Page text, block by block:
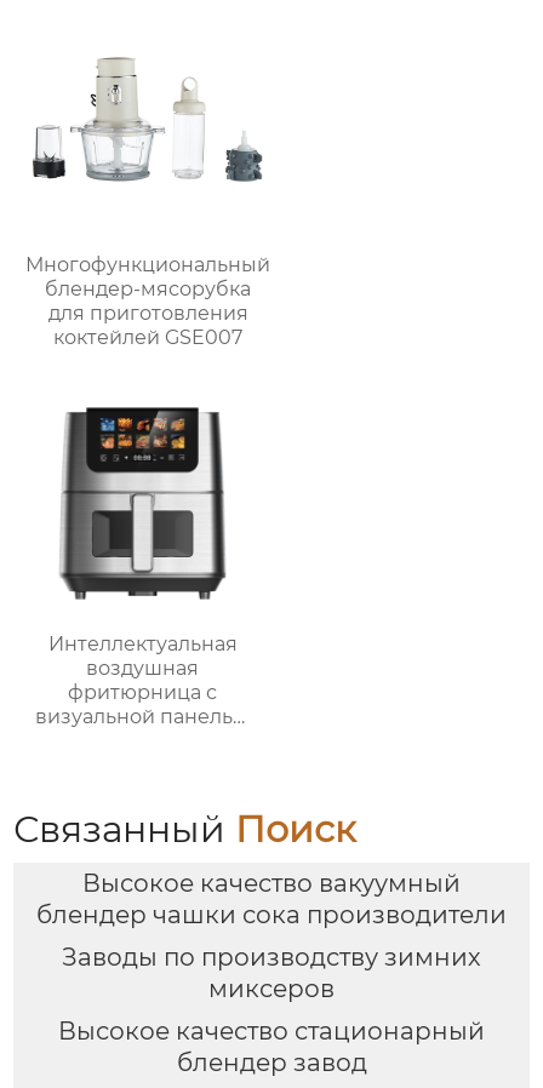
Многофункциональный
блендер-мясорубка
для приготовления
коктейлей GSE007
Интеллектуальная
воздушная
фритюрница с
визуальной панелью
Связанный Поиск
Высокое качество вакуумный
блендер чашки сока производители
Заводы по производству зимних
миксеров
Высокое качество стационарный
блендер завод